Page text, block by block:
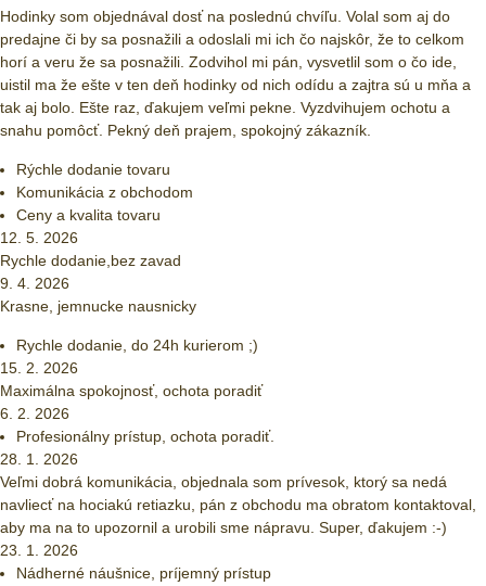
Hodinky som objednával dosť na poslednú chvíľu. Volal som aj do
predajne či by sa posnažili a odoslali mi ich čo najskôr, že to celkom
horí a veru že sa posnažili. Zodvihol mi pán, vysvetlil som o čo ide,
uistil ma že ešte v ten deň hodinky od nich odídu a zajtra sú u mňa a
tak aj bolo. Ešte raz, ďakujem veľmi pekne. Vyzdvihujem ochotu a
snahu pomôcť. Pekný deň prajem, spokojný zákazník.
Rýchle dodanie tovaru
Komunikácia z obchodom
Ceny a kvalita tovaru
12. 5. 2026
Rychle dodanie,bez zavad
9. 4. 2026
Krasne, jemnucke nausnicky
Rychle dodanie, do 24h kurierom ;)
15. 2. 2026
Maximálna spokojnosť, ochota poradiť
6. 2. 2026
Profesionálny prístup, ochota poradiť.
28. 1. 2026
Veľmi dobrá komunikácia, objednala som prívesok, ktorý sa nedá
navliecť na hociakú retiazku, pán z obchodu ma obratom kontaktoval,
aby ma na to upozornil a urobili sme nápravu. Super, ďakujem :-)
23. 1. 2026
Nádherné náušnice, príjemný prístup